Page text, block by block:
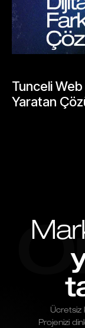
Tunceli Web
Yaratan
Ücretsiz
Projenizi